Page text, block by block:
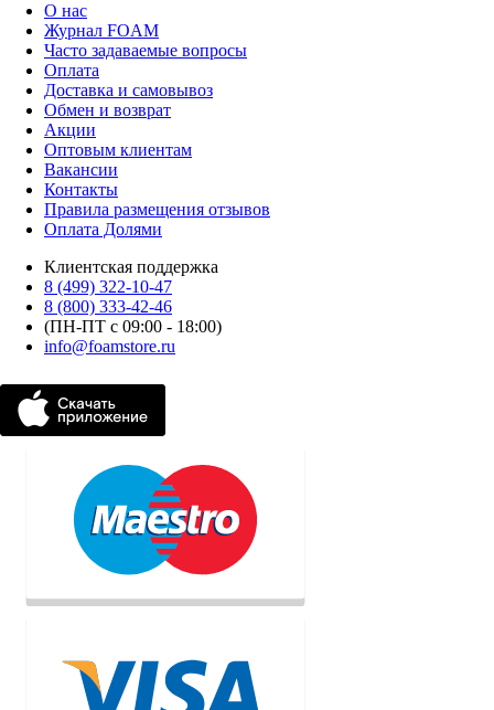
О нас
Журнал FOAM
Часто задаваемые вопросы
Оплата
Доставка и самовывоз
Обмен и возврат
Акции
Оптовым клиентам
Вакансии
Контакты
Правила размещения отзывов
Оплата Долями
Клиентская поддержка
8 (499) 322-10-47
8 (800) 333-42-46
(ПН-ПТ с 09:00 - 18:00)
info@foamstore.ru